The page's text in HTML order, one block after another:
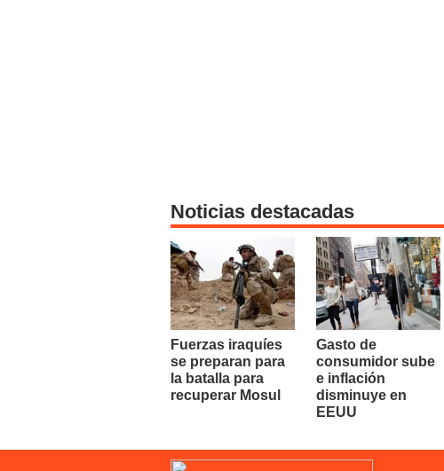
Noticias destacadas
Fuerzas iraquíes
se preparan para
la batalla para
recuperar Mosul
Gasto de
consumidor sube
e inflación
disminuye en
EEUU